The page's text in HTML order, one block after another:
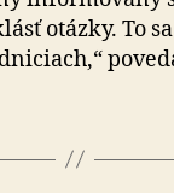
otázky. To